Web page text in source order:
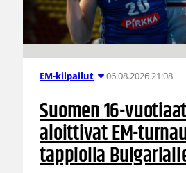
EM-kilpailut 06.08.2026 21:08
Suomen 16-
aloittivat EM-
tappiolla